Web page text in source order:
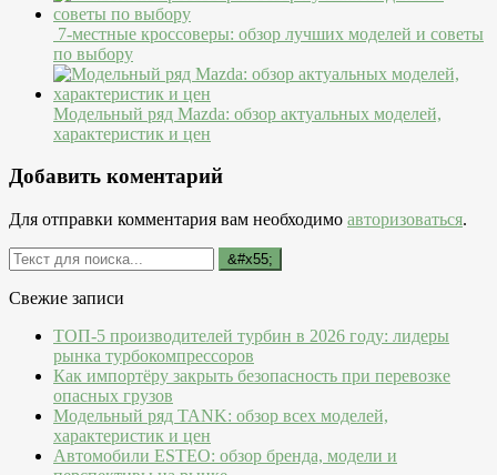
7-местные кроссоверы: обзор лучших моделей и советы
по выбору
Модельный ряд Mazda: обзор актуальных моделей,
характеристик и цен
Добавить коментарий
Для отправки комментария вам необходимо авторизоваться.
Свежие записи
ТОП-5 производителей турбин в 2026 году: лидеры
рынка турбокомпрессоров
Как импортёру закрыть безопасность при перевозке
опасных грузов
Модельный ряд TANK: обзор всех моделей,
характеристик и цен
Автомобили ESTEO: обзор бренда, модели и